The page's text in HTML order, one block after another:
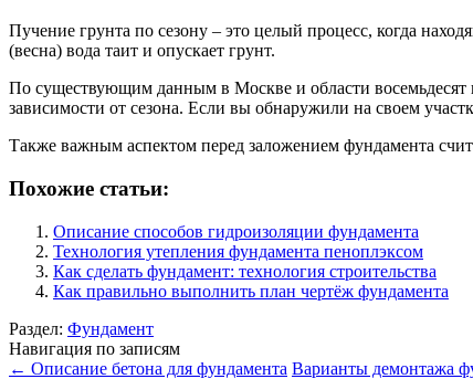
Пучение грунта по сезону – это целый процесс, когда
(весна) вода таит и опускает грунт.
По существующим данным в Москве и области восемьдесят
зависимости от сезона. Если вы обнаружили на своем
Также важным аспектом перед заложением фундамента
Похожие статьи:
Описание способов гидроизоляции фундамента
Технология утепления фундамента пеноплэксом
Как сделать фундамент: технология строительства
Как правильно выполнить план чертёж фундамента
Раздел: Фундамент
Навигация по записям
← Описание бетона для фундамента Варианты демонтажа